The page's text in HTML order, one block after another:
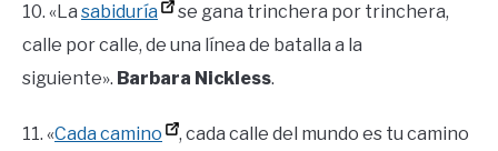
10. «La sabiduría
se gana trinchera por trinchera,
calle por calle, de una línea de batalla a la
siguiente». Barbara Nickless.
11. «Cada camino
, cada calle del mundo es tu camino